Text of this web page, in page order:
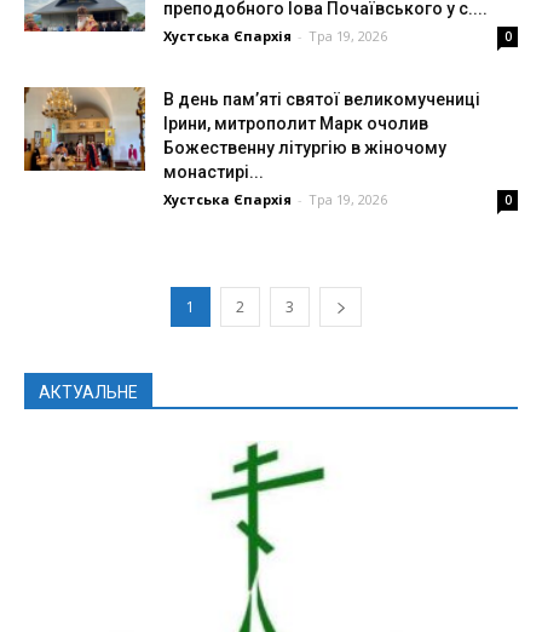
преподобного Іова Почаївського у с....
Хустська Єпархія - Тра 19, 2026 0
В день пам’яті святої великомучениці
Ірини, митрополит Марк очолив
Божественну літургію в жіночому
монастирі...
Хустська Єпархія - Тра 19, 2026 0
1 2 3
АКТУАЛЬНЕ